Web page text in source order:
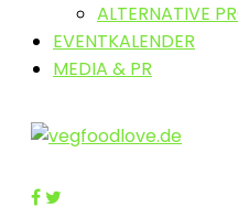
ALTERNATIVE
EVENTKALENDER
MEDIA & PR